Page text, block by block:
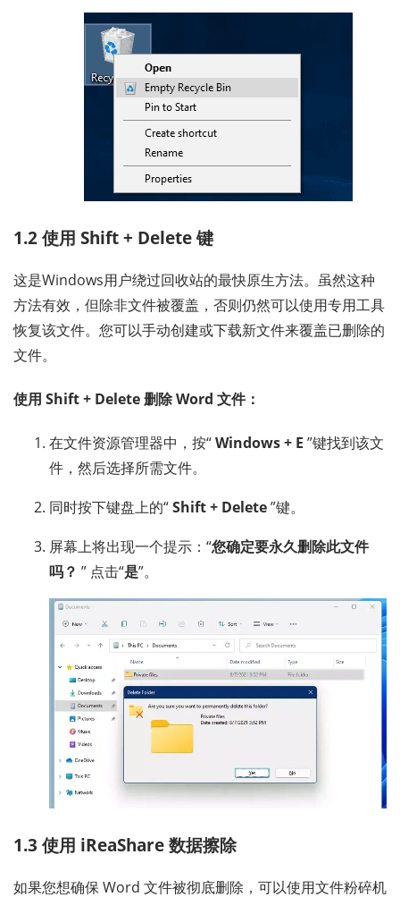
1.2 使用 Shift + Delete 键
这是Windows用户绕过回收站的最快原生方法。虽然这种
方法有效，但除非文件被覆盖，否则仍然可以使用专用工具
恢复该文件。您可以手动创建或下载新文件来覆盖已删除的
文件。
使用 Shift + Delete 删除 Word 文件：
在文件资源管理器中，按“Windows + E ”键找到该文
件，然后选择所需文件。
同时按下键盘上的“Shift + Delete”键。
屏幕上将出现一个提示：“您确定要永久删除此文件
吗？ ” 点击“是”。
1.3 使用 iReaShare 数据擦除
如果您想确保 Word 文件被彻底删除，可以使用文件粉碎机